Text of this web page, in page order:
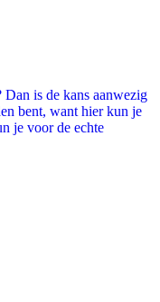
is de kans aanwezig
bent, want hier kun je
je voor de echte